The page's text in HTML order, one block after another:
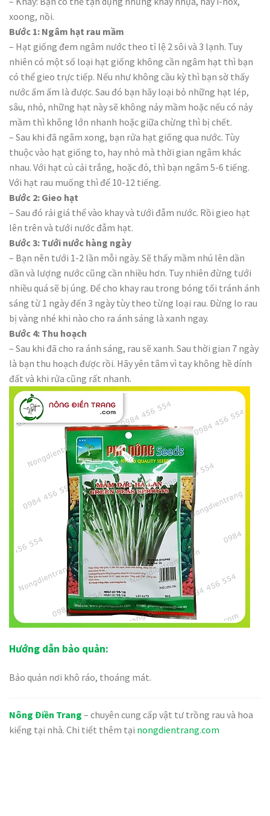
xoong, nồi.
Bước 1: Ngâm hạt rau mầm
– Hạt giống đem ngâm nước theo tỉ lệ 2 sôi và 3 lạnh. Tuy
nhiên có một số loại hạt giống không cần ngâm hạt thì bạn
có thể gieo trực tiếp. Nếu như không cầu kỳ thì bạn sờ thấy
nước ấm ấm là được. Sau đó bạn hãy loại bỏ những hạt lép,
sâu, nhỏ, những hạt này sẽ không nảy mầm hoặc nếu có nảy
mầm thì không lớn nhanh hoặc giữa chừng thì bị chết.
– Sau khi đã ngâm xong, bạn rửa hạt giống qua nước. Tùy
thuộc vào hạt giống to, hay nhỏ mà thời gian ngâm khác
nhau. Với hạt củ cải trắng, hoặc đỏ, thì bạn ngâm 5-6 tiếng.
Với hạt rau muống thì để 10-12 tiếng.
Bước 2: Gieo hạt
– Sau đó rải giá thể vào khay và tưới đẫm nước. Rồi gieo hạt
lên trên và tưới nước đẫm hạt.
Bước 3: Tưới nước hàng ngày
– Bạn nên tưới 1-2 lần mỗi ngày. Sẽ thấy mầm nhú lên dần
dần và lượng nước cũng cần nhiều hơn. Tuy nhiên đừng tưới
nhiều quá sẽ bị úng. Để cho khay rau trong bóng tối tránh ánh
sáng từ 1 ngày đến 3 ngày tùy theo từng loại rau. Đừng lo rau
bị vàng nhé khi nào cho ra ánh sáng là xanh ngay.
Bước 4: Thu hoạch
– Sau khi đã cho ra ánh sáng, rau sẽ xanh. Sau thời gian 7 ngày
là bạn thu hoạch được rồi. Hãy yên tâm vì tay không hề dính
đất và khi rửa cũng rất nhanh.
Hướng dẫn bảo quản:
Bảo quản nơi khô ráo, thoáng mát.
Nông Điền Trang – chuyên cung cấp vật tư trồng rau và hoa
kiểng tại nhà. Chi tiết thêm tại nongdientrang.com